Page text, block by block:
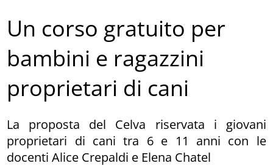
Un corso gratuito per
bambini e ragazzini
proprietari di cani
La proposta del Celva riservata i giovani
proprietari di cani tra 6 e 11 anni con le
docenti Alice Crepaldi e Elena Chatel